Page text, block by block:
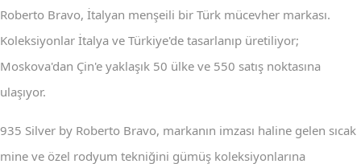
Roberto Bravo, İtalyan menşeili bir Türk mücevher markası.
Koleksiyonlar İtalya ve Türkiye'de tasarlanıp üretiliyor;
Moskova'dan Çin'e yaklaşık 50 ülke ve 550 satış noktasına
ulaşıyor.
935 Silver by Roberto Bravo, markanın imzası haline gelen sıcak
mine ve özel rodyum tekniğini gümüş koleksiyonlarına